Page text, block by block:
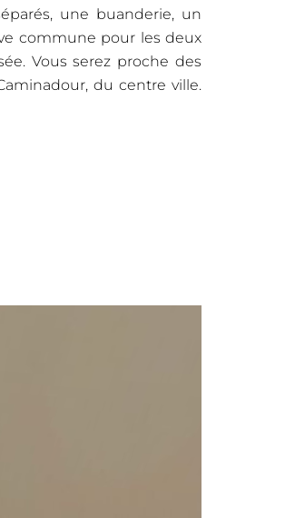
une buanderie, un
commune pour les deux
Vous serez proche des
du centre ville.